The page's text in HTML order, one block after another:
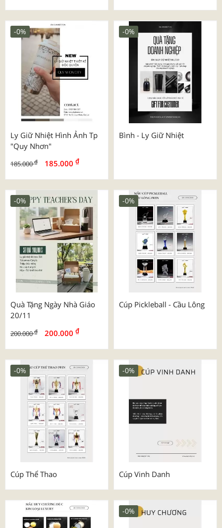
Ly Giữ Nhiệt Hình Ảnh Tp
"quy Nhơn"
185.000₫ 185.000 ₫
-0%
Bình - Ly Giữ Nhiệt
-0%
Quà Tặng Ngày Nhà Giáo
20/11
200.000₫ 200.000 ₫
-0%
Cúp Pickleball - Cầu Lông
-0%
Cúp Thể Thao
-0%
Cúp Vinh Danh
-0%
-0%